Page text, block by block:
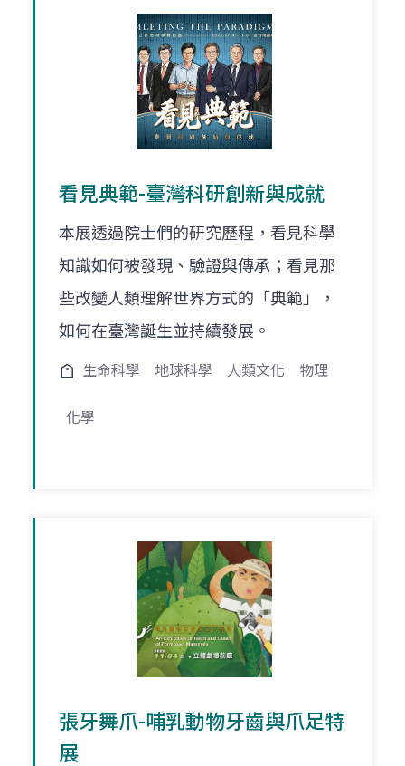
看見典範-臺灣科研創新與成就
本展透過院士們的研究歷程，看見科學
知識如何被發現、驗證與傳承；看見那
些改變人類理解世界方式的「典範」，
如何在臺灣誕生並持續發展。
生命科學 地球科學 人類文化 物理
化學
張牙舞爪-哺乳動物牙齒與爪足特
展